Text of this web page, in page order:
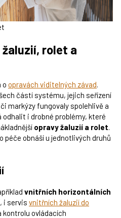
rolet a
o opravách viditelných závad.
částí systému, jejich seřízení
markýzy fungovaly spolehlivě a
i drobné problémy, které
opravy žaluzií a rolet.
péče obnáší u jednotlivých druhů
vnitřních horizontálních
, i servis vnitřních žaluzií do
kontrolu ovládacích